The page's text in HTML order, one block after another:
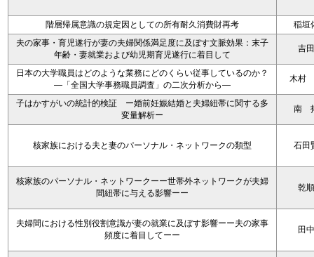
階層帰属意識の規定因としての所有耐久消費財再考
稲垣
夫の家事・育児遂行が妻の夫婦関係満足度に及ぼす文脈効果：末子
年齢・妻就業および幼児期育児遂行に着目して
吉
日本の大学職員はどのような業務にどのくらい従事しているのか？
―「全国大学事務職員調査」の二次分析から―
木村
子はかすがいの統計的検証 ー婚前妊娠結婚と夫婦紐帯に関する多
変量解析ー
南
核家族における夫と妻のパーソナル・ネットワークの類型 石田
核家族のパーソナル・ネットワークーー世帯外ネットワークが夫婦
間紐帯に与える影響ーー
乾
夫婦間における性別役割意識が妻の就業に及ぼす影響ーー夫の家事
頻度に着目してーー
田